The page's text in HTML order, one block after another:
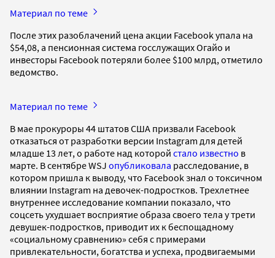
Материал по теме
После этих разоблачений цена акции Facebook упала на
$54,08, а пенсионная система госслужащих Огайо и
инвесторы Facebook потеряли более $100 млрд, отметило
ведомство.
Материал по теме
В мае прокуроры 44 штатов США призвали Facebook
отказаться от разработки версии Instagram для детей
младше 13 лет, о работе над которой стало известно в
марте. В сентябре WSJ опубликовала расследование, в
котором пришла к выводу, что Facebook знал о токсичном
влиянии Instagram на девочек-подростков. Трехлетнее
внутреннее исследование компании показало, что
соцсеть ухудшает восприятие образа своего тела у трети
девушек-подростков, приводит их к беспощадному
«социальному сравнению» себя с примерами
привлекательности, богатства и успеха, продвигаемыми